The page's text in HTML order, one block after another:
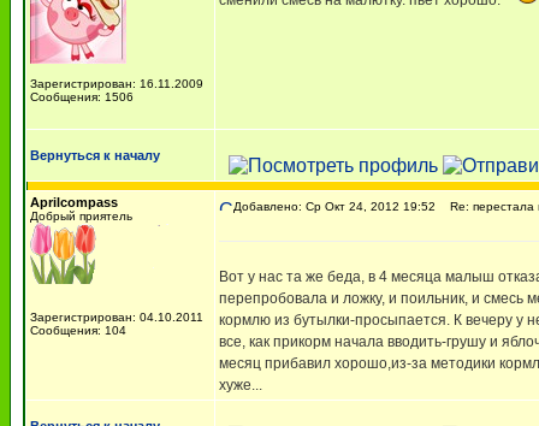
Зарегистрирован: 16.11.2009
Сообщения: 1506
Вернуться к началу
Aprilcompass
Добрый приятель
Зарегистрирован: 04.10.2011
Сообщения: 104
Добавлено: Ср Окт 24, 2012 19:52 Re: перестала
Вот у нас та же беда, в 4 месяца малыш
перепробовала и ложку, и поильник, и смесь
кормлю из бутылки-просыпается. К вечеру у
все, как прикорм начала вводить-грушу и
месяц прибавил хорошо,из-за методики
хуже...